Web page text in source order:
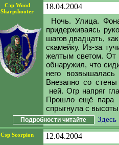
Сэр Wood
Sharpshooter
18.04.2004
Ночь. Улица.
придерживаясь
шагов двадцать,
скамейку. Из-за
желтым светом. От
обнаружил, что
него
Внезапно со
ней. Огр напряг
Прошло ещё пара
спрыгнула с
Подробности читайте Здесь
Сэр Scorpion
12.04.2004